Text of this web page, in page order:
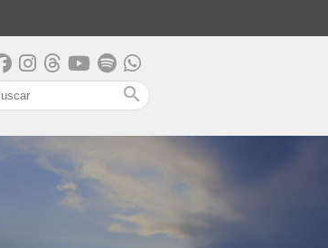
search